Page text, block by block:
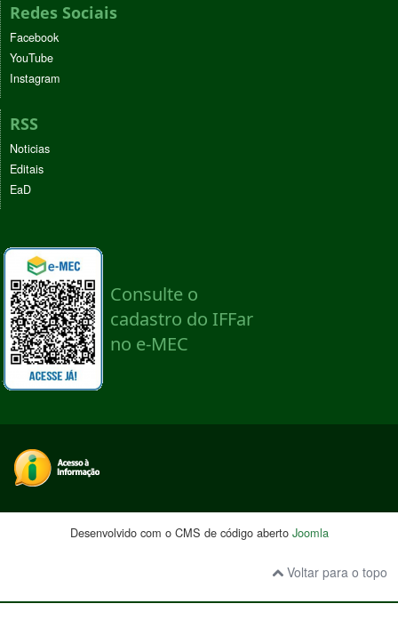
Redes Sociais
Facebook
YouTube
Instagram
RSS
Noticias
Editais
EaD
Desenvolvido com o CMS de código aberto Joomla
Voltar para o topo